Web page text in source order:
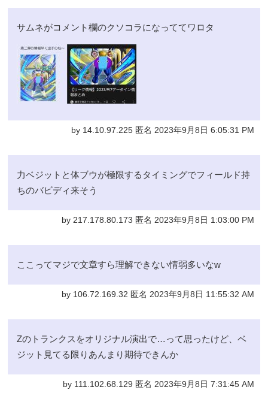
サムネがコメント欄のクソコラになっててワロタ
by 14.10.97.225 匿名 2023年9月8日 6:05:31 PM
力ベジットと体ブウが極限するタイミングでフィールド持
ちのバビディ来そう
by 217.178.80.173 匿名 2023年9月8日 1:03:00 PM
ここってマジで文章すら理解できない情弱多いなw
by 106.72.169.32 匿名 2023年9月8日 11:55:32 AM
Zのトランクスをオリジナル演出で…って思ったけど、ベ
ジット見てる限りあんまり期待できんか
by 111.102.68.129 匿名 2023年9月8日 7:31:45 AM